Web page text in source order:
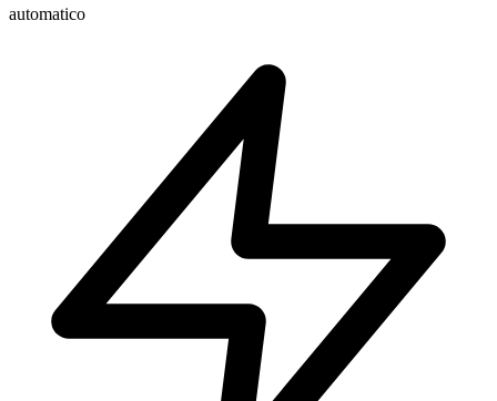
automatico